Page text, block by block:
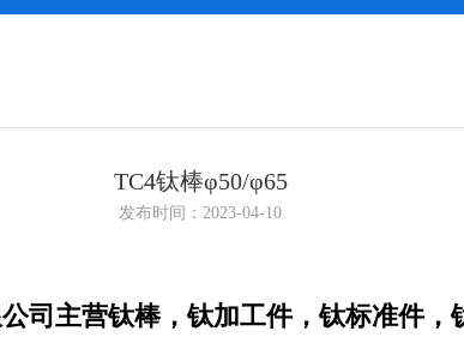
TC4钛棒φ50/φ65
发布时间：2023-04-10
司主营钛棒，钛加工件，钛标准件，